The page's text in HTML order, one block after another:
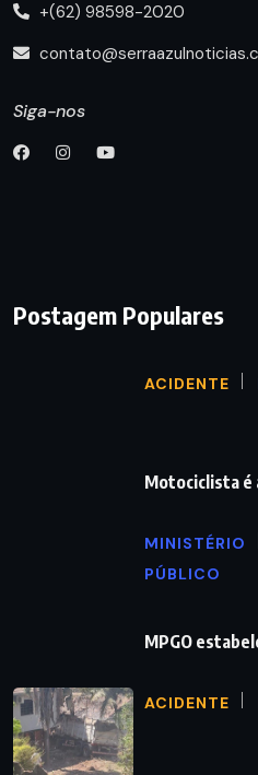
+(62) 98598-2020
Siga-nos
Postagem Populares
ACIDENTE
Motociclista é
MINISTÉRIO
PÚBLICO
MPGO
ACIDENTE